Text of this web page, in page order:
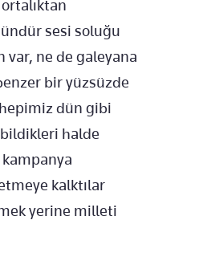
sesi soluğu
var, ne de galeyana
bir yüzsüzde
dün gibi
bildikleri halde
kampanya
kalktılar
yerine milleti